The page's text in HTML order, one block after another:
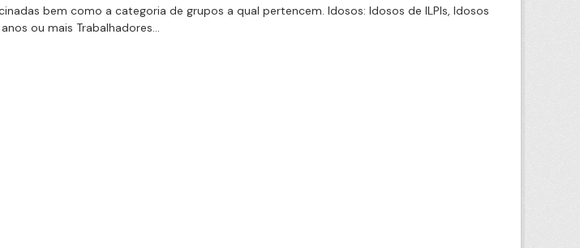
bem como a categoria de grupos a qual pertencem. Idosos: Idosos de ILPIs, Idosos
ou mais Trabalhadores...